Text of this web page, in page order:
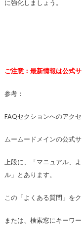
に強化しましょう。
ご注意：最新情報は公式
参考：
FAQセクションへのアク
ムームードメインの公式
上段に、「マニュアル、
ル」とあります。
この「よくある質問」をク
または、検索窓にキーワ